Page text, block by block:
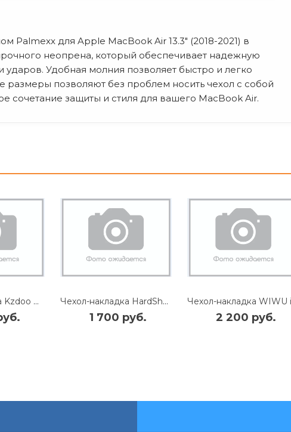
Palmexx для Apple MacBook Air 13.3" (2018-2021) в
неопрена, который обеспечивает надежную
ударов. Удобная молния позволяет быстро и легко
размеры позволяют без проблем носить чехол с собой
сочетание защиты и стиля для вашего MacBook Air.
Чехол-накладка Kzdoo Guardian для Macbook Neo 13" пластиковый (прозрачно-черный) Чехол-накладка HardShell для Apple MacBook Neo 13" пластиковый (прозрачно-черный)
1 700 руб. 2 200 руб.